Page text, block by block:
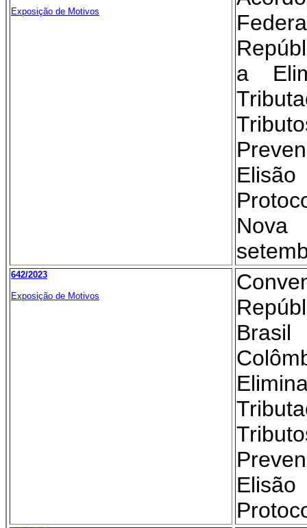
Exposição de Motivos
a
642/2023
Exposição de Motivos